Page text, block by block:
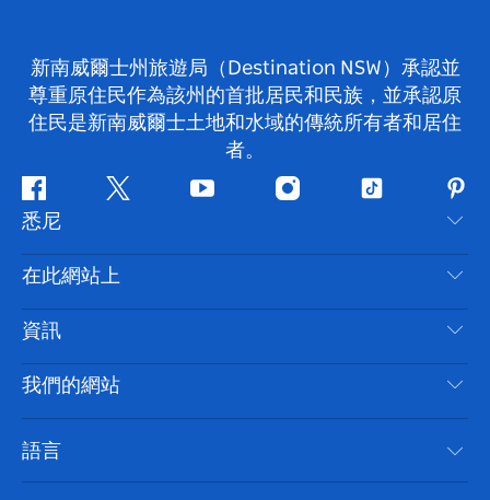
新南威爾士州旅遊局（Destination NSW）承認並
尊重原住民作為該州的首批居民和民族，並承認原
住民是新南威爾士土地和水域的傳統所有者和居住
者。
Facebook嘰
喳
喳
Youtube Instagram抖
悉尼
聯絡我們
免責聲明
隱私
Cookie 通知
在此網站上
目的地
要做的事情
新南威爾斯州公路旅行
活動
住宿
資訊
旅行資訊
無障礙悉尼
列出您的業務
我們的網站
語言